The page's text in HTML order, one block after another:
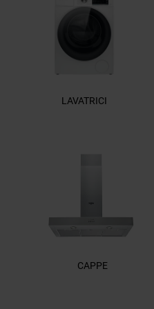
LAVATRICI
CAPPE